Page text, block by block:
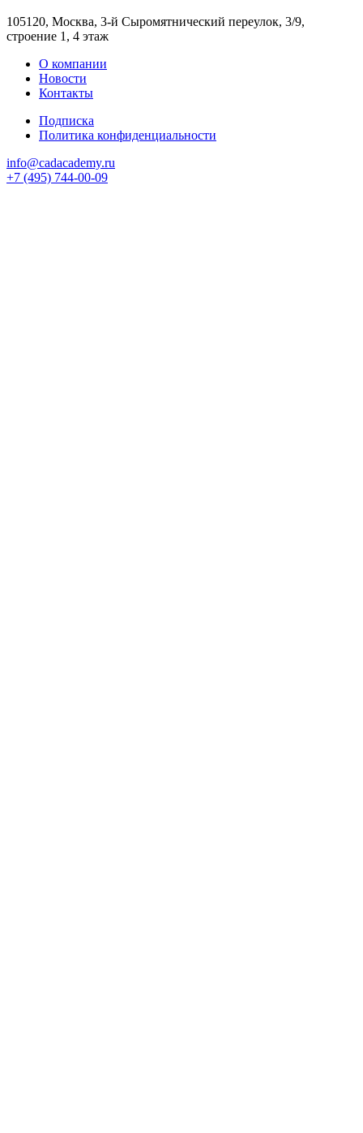
105120, Москва, 3-й Сыромятнический переулок, 3/9,
строение 1, 4 этаж
О компании
Новости
Контакты
Подписка
Политика конфиденциальности
info@cadacademy.ru
+7 (495) 744-00-09